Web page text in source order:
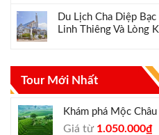
Du Lịch Cha Diệp
Linh Thiêng Và Lòng
Tour Mới Nhất
Khám phá Mộc
Giá từ Giá
1.050.000₫